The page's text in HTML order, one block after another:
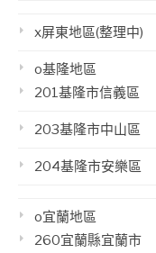
x屏東地區(整理中)
o基隆地區
201基隆市信義區
203基隆市中山區
204基隆市安樂區
o宜蘭地區
260宜蘭縣宜蘭市